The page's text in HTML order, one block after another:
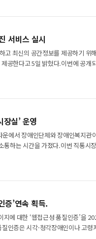
서비스 실시
고 최신의 공간정보를 제공하기 위
공한다고 5일 밝혔다.이번에 공개
항공영상으로 도시개발
실’ 운영
에서 장애인단체와 장애인복지관
통하는 시간을 가졌다.이번 직통시
접 장애인 복지시설을
증’연속 획득.
에 대한 ‘웹접근성 품질인증’을
인증은 시각·청각장애인이나 고령